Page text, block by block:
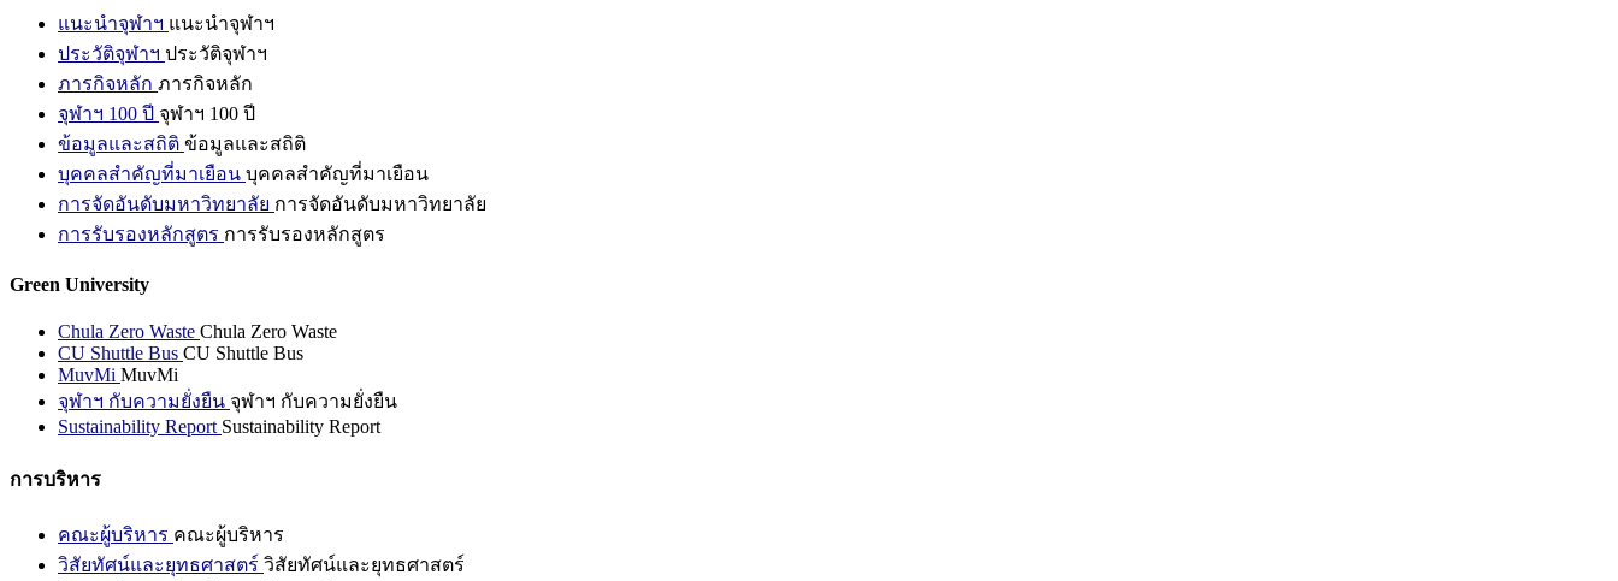
แนะนำจุฬาฯ แนะนำจุฬาฯ
ประวัติจุฬาฯ ประวัติจุฬาฯ
ภารกิจหลัก ภารกิจหลัก
จุฬาฯ 100 ปี จุฬาฯ 100 ปี
ข้อมูลและสถิติ ข้อมูลและสถิติ
บุคคลสำคัญที่มาเยือน บุคคลสำคัญที่มาเยือน
การจัดอันดับมหาวิทยาลัย การจัดอันดับมหาวิทยาลัย
การรับรองหลักสูตร การรับรองหลักสูตร
Green University
Chula Zero Waste Chula Zero Waste
CU Shuttle Bus CU Shuttle Bus
MuvMi MuvMi
จุฬาฯ กับความยั่งยืน จุฬาฯ กับความยั่งยืน
Sustainability Report Sustainability Report
การบริหาร
คณะผู้บริหาร คณะผู้บริหาร
วิสัยทัศน์และยุทธศาสตร์ วิสัยทัศน์และยุทธศาสตร์